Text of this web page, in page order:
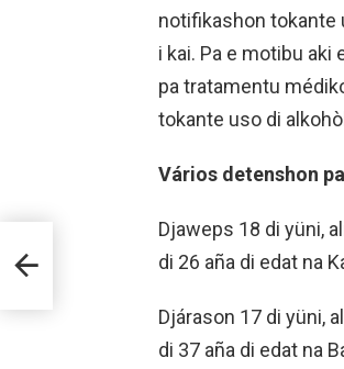
notifikashon tokante
i kai. Pa e motibu aki
pa tratamentu
tokante uso di
Vários detenshon
Djaweps 18 di yüni,
di 26 aña di edat na
Djárason 17 di yüni,
di 37 aña di edat na